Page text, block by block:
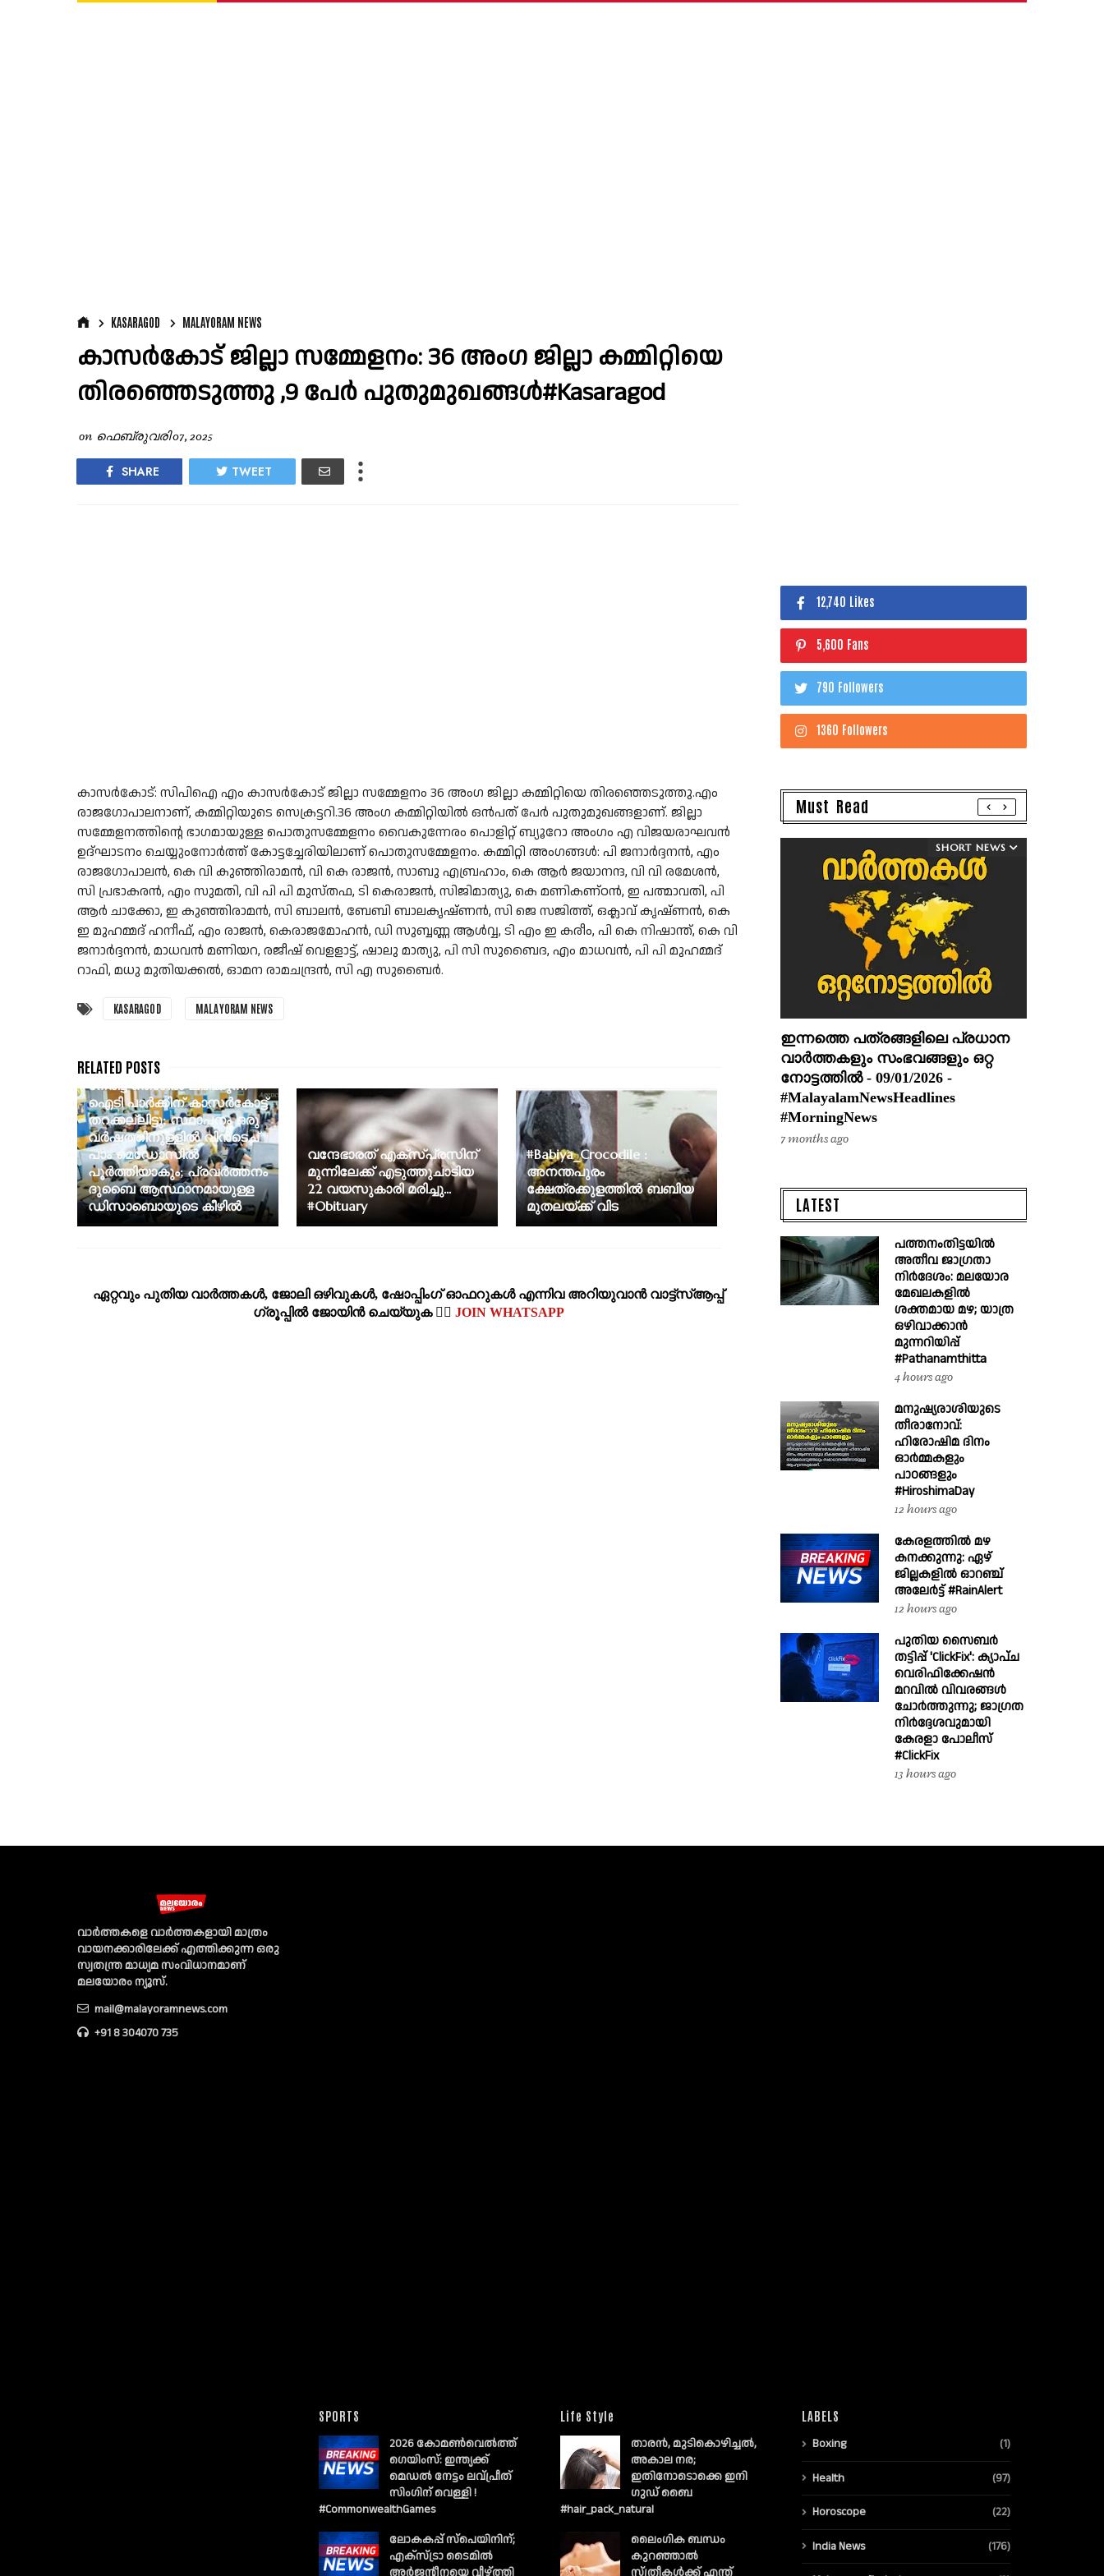
KASARAGOD MALAYORAM NEWS
കാസർകോട് ജില്ലാ സമ്മേളനം: 36 അംഗ ജില്ലാ കമ്മിറ്റിയെ
തിരഞ്ഞെടുത്തു ,9 പേര്‍ പുതുമുഖങ്ങൾ#Kasaragod
on ഫെബ്രുവരി 07, 2025
SHARE TWEET
കാസർകോട്: സിപിഐ എം കാസർകോട് ജില്ലാ സമ്മേളനം 36 അംഗ ജില്ലാ കമ്മിറ്റിയെ തിരഞ്ഞെടുത്തു.എം
രാജഗോപാലനാണ്, കമ്മിറ്റിയുടെ സെക്രട്ടറി.36 അംഗ കമ്മിറ്റിയിൽ ഒൻപത് പേർ പുതുമുഖങ്ങളാണ്. ജില്ലാ
സമ്മേളനത്തിൻ്റെ ഭാഗമായുള്ള പൊതുസമ്മേളനം വൈകുന്നേരം പൊളിറ്റ് ബ്യൂറോ അംഗം എ വിജയരാഘവൻ
ഉദ്ഘാടനം ചെയ്യുംനോർത്ത് കോട്ടച്ചേരിയിലാണ് പൊതുസമ്മേളനം. കമ്മിറ്റി അംഗങ്ങൾ: പി ജനാർദ്ദനൻ, എം
രാജഗോപാലൻ, കെ വി കുഞ്ഞിരാമൻ, വി കെ രാജൻ, സാബു എബ്രഹാം, കെ ആർ ജയാനന്ദ, വി വി രമേശൻ,
സി പ്രഭാകരൻ, എം സുമതി, വി പി പി മുസ്തഫ, ടി കെരാജൻ, സിജിമാത്യു, കെ മണികണ്ഠൻ, ഇ പത്മാവതി, പി
ആർ ചാക്കോ, ഇ കുഞ്ഞിരാമൻ, സി ബാലൻ, ബേബി ബാലകൃഷ്‌ണൻ, സി ജെ സജിത്ത്, ഒക്ലാവ് കൃഷ്ണൻ, കെ
ഇ മുഹമ്മദ് ഹനീഫ്, എം രാജൻ, കെരാജമോഹൻ, ഡി സുബ്ബണ്ണ ആൾവ്വ, ടി എം ഇ കരീം, പി കെ നിഷാന്ത്, കെ വി
ജനാർദ്ദനൻ, മാധവൻ മണിയറ, രജീഷ് വെളളാട്ട്, ഷാലു മാത്യു, പി സി സുബൈദ, എം മാധവൻ, പി പി മുഹമ്മദ്
റാഫി, മധു മുതിയക്കൽ, ഓമന രാമചന്ദ്രൻ, സി എ സുബൈർ.
KASARAGOD MALAYORAM NEWS
#IT_PARK : 400 പേര്‍ക്ക്
നേരിട്ട് തൊഴില്‍ ലഭിക്കുന്ന
ഐടി പാര്‍ക്കിന് കാസര്‍കോട്ട്
തറക്കല്ലിട്ടു; സ്ഥാപനം ഒരു
വര്‍ഷത്തിനുള്ളില്‍ വിന്‍ടെച്
പാം മെഡോസില്‍
പൂര്‍ത്തിയാകും; പ്രവര്‍ത്തനം
ദുബൈ ആസ്ഥാനമായുള്ള
ഡിസാബൊയുടെ കീഴില്‍
വന്ദേഭാരത് എക്‌സ്പ്രസിന്
മുന്നിലേക്ക് എടുത്തുചാടിയ
22 വയസുകാരി മരിച്ചു...
#Obituary
#Babiya_Crocodile :
അനന്തപുരം
ക്ഷേത്രക്കുളത്തിൽ ബബിയ
മുതലയ്ക്ക് വിട
ഏറ്റവും പുതിയ വാര്‍ത്തകള്‍, ജോലി ഒഴിവുകള്‍, ഷോപ്പിംഗ്‌ ഓഫറുകള്‍ എന്നിവ അറിയുവാന്‍ വാട്ട്സ്ആപ്പ്
ഗ്രൂപ്പില്‍ ജോയിന്‍ ചെയ്യുക 👉🏽 JOIN WHATSAPP
12,740 Likes
5,600 Fans
790 Followers
1360 Followers
Must Read
SHORT NEWS
ഇന്നത്തെ പത്രങ്ങളിലെ പ്രധാന
വാർത്തകളും സംഭവങ്ങളും ഒറ്റ
നോട്ടത്തിൽ - 09/01/2026 -
#MalayalamNewsHeadlines
#MorningNews
7 months ago
LATEST
പത്തനംതിട്ടയിൽ
അതീവ ജാഗ്രതാ
നിർദേശം: മലയോര
മേഖലകളിൽ
ശക്തമായ മഴ; യാത്ര
ഒഴിവാക്കാൻ
മുന്നറിയിപ്പ്
#Pathanamthitta
4 hours ago
മനുഷ്യരാശിയുടെ
തീരാനോവ്:
ഹിരോഷിമ ദിനം
ഓർമ്മകളും
പാഠങ്ങളും
#HiroshimaDay
12 hours ago
കേരളത്തിൽ മഴ
കനക്കുന്നു: ഏഴ്
ജില്ലകളിൽ ഓറഞ്ച്
അലേർട്ട് #RainAlert
12 hours ago
പുതിയ സൈബർ
തട്ടിപ്പ് 'ClickFix': ക്യാപ്ച
വെരിഫിക്കേഷൻ
മറവിൽ വിവരങ്ങൾ
ചോർത്തുന്നു; ജാഗ്രത
നിർദ്ദേശവുമായി
കേരളാ പോലീസ്
#ClickFix
13 hours ago
വാര്‍ത്തകളെ വാര്‍ത്തകളായി മാത്രം
വായനക്കാരിലേക്ക് എത്തിക്കുന്ന ഒരു
സ്വതന്ത്ര മാധ്യമ സംവിധാനമാണ്
മലയോരം ന്യൂസ്‌.
mail@malayoramnews.com
+91 8 304070 735
SPORTS
2026 കോമൺവെൽത്ത്
ഗെയിംസ്: ഇന്ത്യക്ക്
മെഡൽ നേട്ടം ലവ്പ്രീത്
സിംഗിന് വെള്ളി !
#CommonwealthGames
ലോകകപ്പ് സ്പെയിനിന്;
എക്സ്ട്രാ ടൈമിൽ
അർജന്റീനയെ വീഴ്ത്തി
Life Style
താരൻ, മുടികൊഴിച്ചൽ,
അകാല നര;
ഇതിനോടൊക്കെ ഇനി
ഗുഡ് ബൈ
#hair_pack_natural
ലൈംഗിക ബന്ധം
കുറഞ്ഞാല്‍
സ്ത്രീകള്‍ക്ക് എന്ത്
LABELS
Boxing (1)
Health (97)
Horoscope (22)
India News (176)